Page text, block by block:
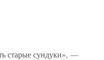
старые сундуки», —